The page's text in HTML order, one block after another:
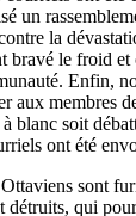
un
la
bravé le froid et
Enfin,
aux membres
blanc soit
ont été
sont
détruits, qui